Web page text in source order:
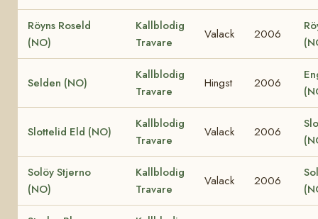
Röyns Roseld
(NO)
Kallblodig
Travare
Valack 2006
Selden (NO)
Kallblodig
Travare
Hingst 2006
Slottelid Eld (NO)
Kallblodig
Travare
Valack 2006
Solöy Stjerno
(NO)
Kallblodig
Travare
Valack 2006